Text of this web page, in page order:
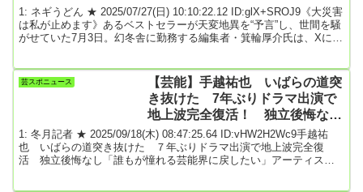
と家族のもとへ…直撃の回答は？
★4
1: ネギうどん ★ 2025/07/27(日) 10:10:22.12 ID:glX+SROJ9《大災害
は私が止めます》あるベストセラーが天変地異を“予言”し、世間を騒
がせていた7月3日。幻冬舎に勤務する編集者・箕輪厚介氏は、Xにこ
は、スマホ片手にベンチに座ったり、歩きまわったりとそわそわし
た様子でした」（居合わせた旅行客）箕輪氏が落ち着かない様子で
芸スポニュース
【芸能】手越祐也 いばらの道突
き抜けた 7年ぶりドラマ出演で
地上波完全復活！ 独立後悔なし
「誰もが憧れる芸能界に戻した
い」
1: 冬月記者 ★ 2025/09/18(木) 08:47:25.64 ID:vHW2H2Wc9手越祐
也 いばらの道突き抜けた ７年ぶりドラマ出演で地上波完全復
活 独立後悔なし「誰もが憧れる芸能界に戻したい」アーティスト